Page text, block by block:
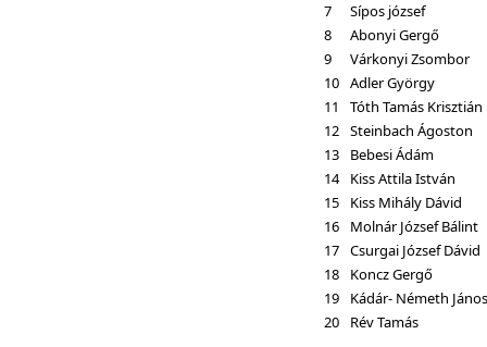
7
Sípos józsef
8
Abonyi Gergő
9
Várkonyi Zsombor
10 Adler György
11
Tóth Tamás Krisztián
12 Steinbach Ágoston
13
Bebesi Ádám
14 Kiss Attila István
15
Kiss Mihály Dávid
16
Molnár József Bálint
17 Csurgai József Dávid
18
Koncz Gergő
19
Kádár- Németh János
20
Rév Tamás